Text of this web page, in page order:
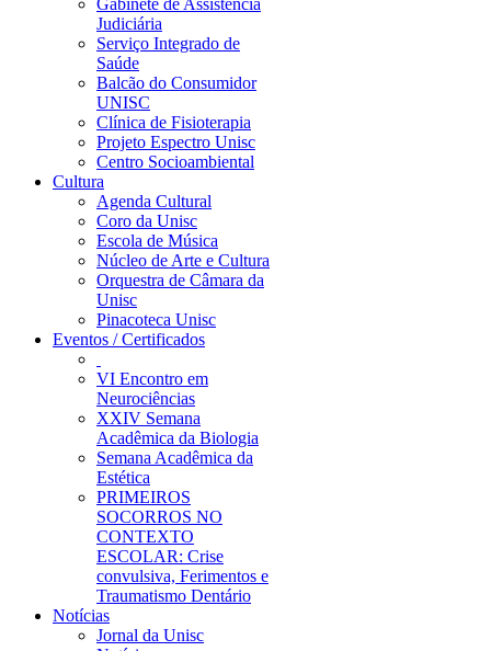
Gabinete de Assistência
Judiciária
Serviço Integrado de
Saúde
Balcão do Consumidor
UNISC
Clínica de Fisioterapia
Projeto Espectro Unisc
Centro Socioambiental
Cultura
Agenda Cultural
Coro da Unisc
Escola de Música
Núcleo de Arte e Cultura
Orquestra de Câmara da
Unisc
Pinacoteca Unisc
Eventos / Certificados
VI Encontro em
Neurociências
XXIV Semana
Acadêmica da Biologia
Semana Acadêmica da
Estética
PRIMEIROS
SOCORROS NO
CONTEXTO
ESCOLAR: Crise
convulsiva, Ferimentos e
Traumatismo Dentário
Notícias
Jornal da Unisc